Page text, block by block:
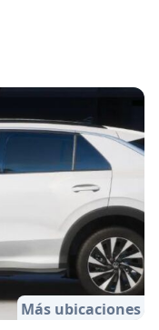
Más ubicaciones